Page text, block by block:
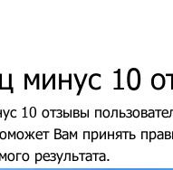
минус 10
10 отзывы
Вам принять
результата.